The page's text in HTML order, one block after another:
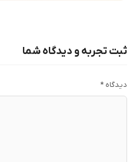
ثبت تجربه و دیدگاه شما
دیدگاه *